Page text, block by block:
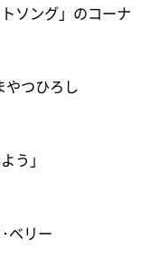
ソング」のコーナ
つひろし
う」
ベリー